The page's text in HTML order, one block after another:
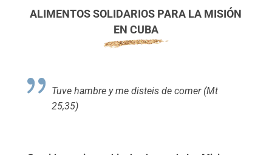
ALIMENTOS SOLIDARIOS PARA LA MISIÓN
EN CUBA
Tuve hambre y me disteis de comer (Mt
25,35)